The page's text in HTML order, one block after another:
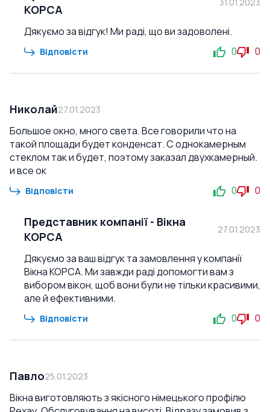
КОРСА
Дякуємо за відгук! Ми раді, що ви задоволені.
Відповісти 0 0
Николай27.01.2023
Большое окно, много света. Все говорили что на
такой площади будет конденсат. С однокамерным
стеклом так и будет, поэтому заказал двухкамерный.
и все ок
Відповісти 0 0
Представник компанії - Вікна
КОРСА
27.01.2023
Дякуємо за ваш відгук та замовлення у компанії
Вікна КОРСА. Ми завжди раді допомогти вам з
вибором вікон, щоб вони були не тільки красивими,
але й ефективними.
Відповісти 0 0
Павло25.01.2023
Вікна виготовляють з якісного німецького профілю